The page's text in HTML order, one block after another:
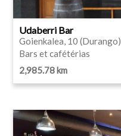
Udaberri Bar
Goienkalea, 10 (Durango)
Bars et cafétérias
2,985.78 km